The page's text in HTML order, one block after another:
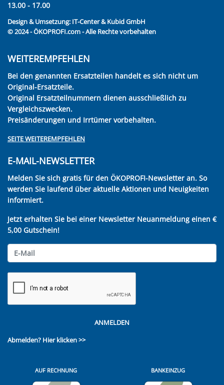
13.00 - 17.00
Design & Umsetzung: IT-Center & Kubid GmbH
© 2024 - ÖKOPROFI.com - Alle Rechte vorbehalten
WEITEREMPFEHLEN
Bei den genannten Ersatzteilen handelt es sich nicht um
Original-Ersatzteile.
Original Ersatzteilnummern dienen ausschließlich zu
Vergleichszwecken.
Preisänderungen und Irrtümer vorbehalten.
SEITE WEITEREMPFEHLEN
E-MAIL-NEWSLETTER
Melden Sie sich gratis für den ÖKOPROFI-Newsletter an. So
werden Sie laufend über aktuelle Aktionen und Neuigkeiten
informiert.
Jetzt erhalten Sie bei einer Newsletter Neuanmeldung einen €
5,00 Gutschein!
ANMELDEN
Abmelden? Hier klicken >>
AUF RECHNUNG BANKEINZUG